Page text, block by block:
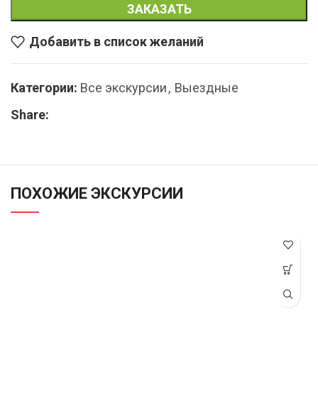
ЗАКАЗАТЬ
Добавить в список желаний
Категории: Все экскурсии, Выездные
Share:
ПОХОЖИЕ ЭКСКУРСИИ